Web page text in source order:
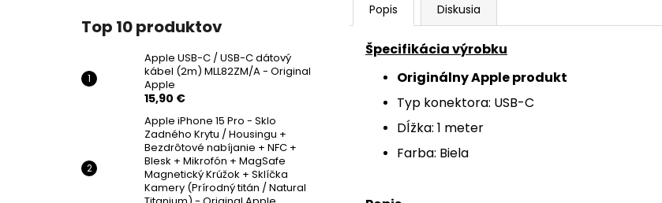
Top 10 produktov
Apple USB-C / USB-C dátový
kábel (2m) MLL82ZM/A - Original
Apple
15,90 €
Apple iPhone 15 Pro - Sklo
Zadného Krytu / Housingu +
Bezdrôtové nabíjanie + NFC +
Blesk + Mikrofón + MagSafe
Magnetický Krúžok + Sklíčka
Kamery (Prírodný titán / Natural
Popis Diskusia
Špecifikácia výrobku
Originálny Apple produkt
Typ konektora: USB-C
Dĺžka: 1 meter
Farba: Biela